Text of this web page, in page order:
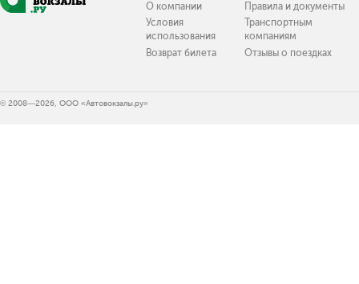
О компании
Условия
использования
Возврат билета
Правила и документы
Транспортным
компаниям
Отзывы о поездках
© 2008—2026, ООО «Автовокзалы.ру»